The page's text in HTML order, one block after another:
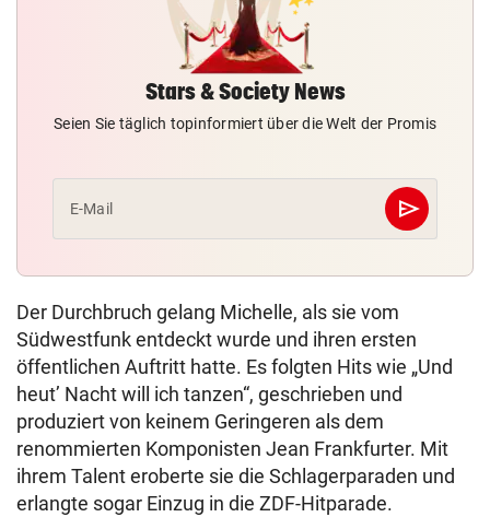
Stars & Society News
Seien Sie täglich topinformiert über die Welt der Promis
E-Mail send
Abschicken
Der Durchbruch gelang Michelle, als sie vom
Südwestfunk entdeckt wurde und ihren ersten
öffentlichen Auftritt hatte. Es folgten Hits wie „Und
heut’ Nacht will ich tanzen“, geschrieben und
produziert von keinem Geringeren als dem
renommierten Komponisten Jean Frankfurter. Mit
ihrem Talent eroberte sie die Schlagerparaden und
erlangte sogar Einzug in die ZDF-Hitparade.